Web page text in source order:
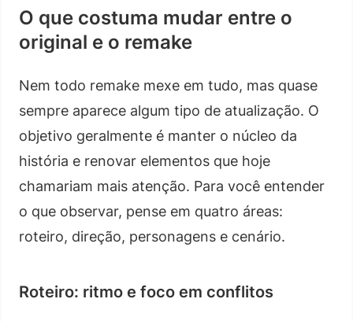
O que costuma mudar entre o
original e o remake
Nem todo remake mexe em tudo, mas quase
sempre aparece algum tipo de atualização. O
objetivo geralmente é manter o núcleo da
história e renovar elementos que hoje
chamariam mais atenção. Para você entender
o que observar, pense em quatro áreas:
roteiro, direção, personagens e cenário.
Roteiro: ritmo e foco em conflitos